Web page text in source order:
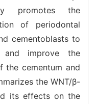
promotes the
of periodontal
cementoblasts to
and improve the
the cementum and
the WNT/β-
its effects on the